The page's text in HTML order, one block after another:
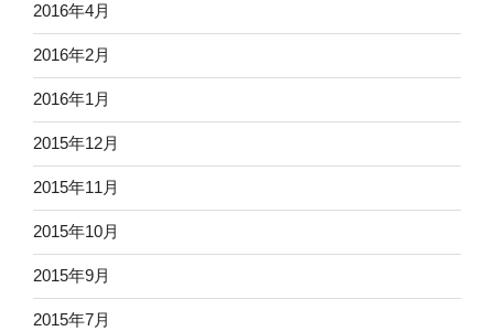
2016年4月
2016年2月
2016年1月
2015年12月
2015年11月
2015年10月
2015年9月
2015年7月